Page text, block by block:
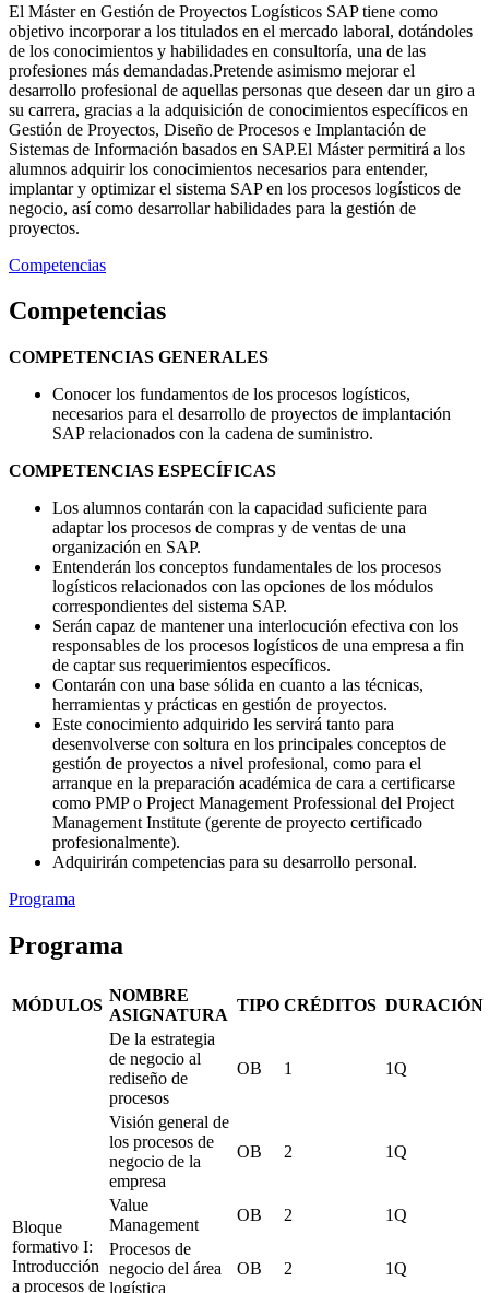
El Máster en Gestión de Proyectos Logísticos SAP tiene como
objetivo incorporar a los titulados en el mercado laboral, dotándoles
de los conocimientos y habilidades en consultoría, una de las
profesiones más demandadas.Pretende asimismo mejorar el
desarrollo profesional de aquellas personas que deseen dar un giro a
su carrera, gracias a la adquisición de conocimientos específicos en
Gestión de Proyectos, Diseño de Procesos e Implantación de
Sistemas de Información basados en SAP.El Máster permitirá a los
alumnos adquirir los conocimientos necesarios para entender,
implantar y optimizar el sistema SAP en los procesos logísticos de
negocio, así como desarrollar habilidades para la gestión de
proyectos.
Competencias
Competencias
COMPETENCIAS GENERALES
Conocer los fundamentos de los procesos logísticos,
necesarios para el desarrollo de proyectos de implantación
SAP relacionados con la cadena de suministro.
COMPETENCIAS ESPECÍFICAS
Los alumnos contarán con la capacidad suficiente para
adaptar los procesos de compras y de ventas de una
organización en SAP.
Entenderán los conceptos fundamentales de los procesos
logísticos relacionados con las opciones de los módulos
correspondientes del sistema SAP.
Serán capaz de mantener una interlocución efectiva con los
responsables de los procesos logísticos de una empresa a fin
de captar sus requerimientos específicos.
Contarán con una base sólida en cuanto a las técnicas,
herramientas y prácticas en gestión de proyectos.
Este conocimiento adquirido les servirá tanto para
desenvolverse con soltura en los principales conceptos de
gestión de proyectos a nivel profesional, como para el
arranque en la preparación académica de cara a certificarse
como PMP o Project Management Professional del Project
Management Institute (gerente de proyecto certificado
profesionalmente).
Adquirirán competencias para su desarrollo personal.
Programa
Programa
MÓDULOS
NOMBRE
ASIGNATURA
TIPO CRÉDITOS DURACIÓN
Bloque
formativo I:
Introducción
a procesos de
De la estrategia
de negocio al
rediseño de
procesos
OB 1 1Q
Visión general de
los procesos de
negocio de la
empresa
OB 2 1Q
Value
Management
OB 2
1Q
Procesos de
negocio del área
logística
OB 2 1Q